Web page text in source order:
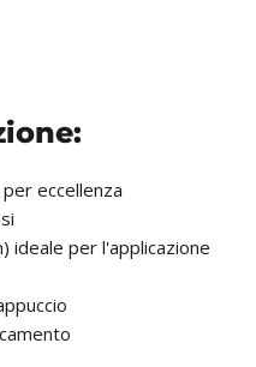
eccellenza
ideale per l'applicazione